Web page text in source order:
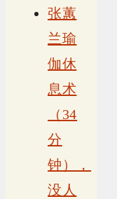
张蕙
兰瑜
伽休
息术
（34
分
钟），
没人